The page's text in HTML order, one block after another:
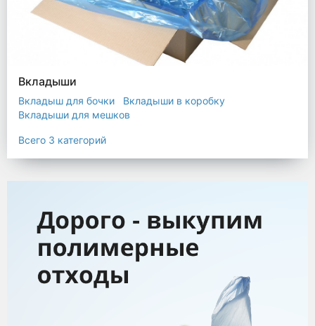
Вкладыши
Вкладыш для бочки
Вкладыши в коробку
Вкладыши для мешков
Всего 3 категорий